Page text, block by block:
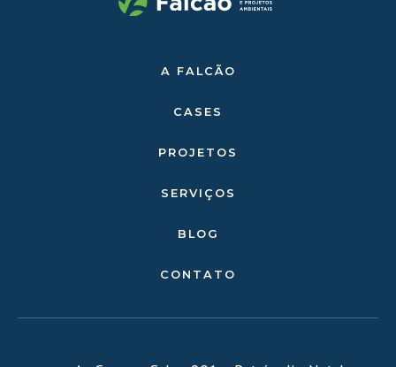
A FALCÃO
CASES
PROJETOS
SERVIÇOS
BLOG
CONTATO